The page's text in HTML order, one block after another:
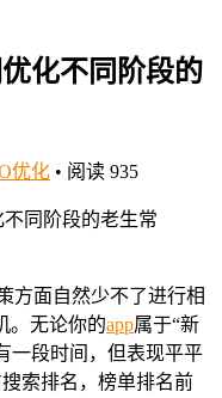
化不同阶段的
优化 • 阅读 935
方面自然少不了进行相
。无论你的app属于“新
一段时间，但表现平平
索排名，榜单排名前